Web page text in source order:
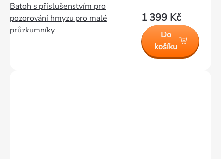
Batoh s příslušenstvím pro
pozorování hmyzu pro malé
průzkumníky
1 399 Kč
Do
košíku